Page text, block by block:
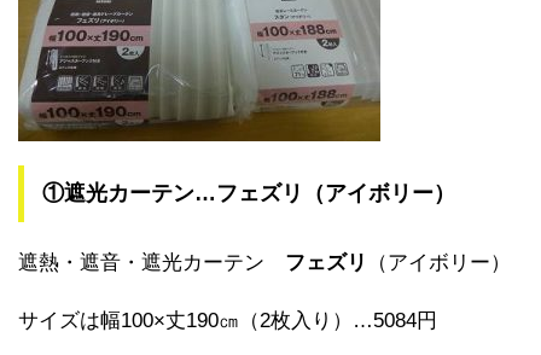
①遮光カーテン…フェズリ（アイボリー）
遮熱・遮音・遮光カーテン フェズリ （アイボリー）
サイズは幅100×丈190㎝（2枚入り）…5084円